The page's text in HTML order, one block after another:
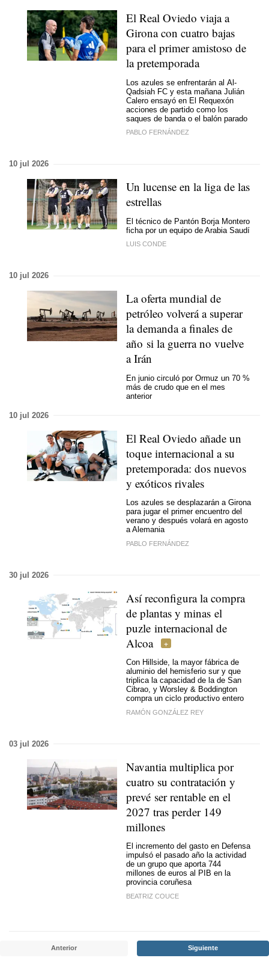
El Real Oviedo viaja a
Girona con cuatro bajas
para el primer amistoso de
la pretemporada
Los azules se enfrentarán al Al-
Qadsiah FC y esta mañana Julián
Calero ensayó en El Requexón
acciones de partido como los
saques de banda o el balón parado
PABLO FERNÁNDEZ
10 jul 2026
Un lucense en la liga de las
estrellas
El técnico de Pantón Borja Montero
ficha por un equipo de Arabia Saudí
LUIS CONDE
10 jul 2026
La oferta mundial de
petróleo volverá a superar
la demanda a finales de
año si la guerra no vuelve
a Irán
En junio circuló por Ormuz un 70 %
más de crudo que en el mes
anterior
10 jul 2026
El Real Oviedo añade un
toque internacional a su
pretemporada: dos nuevos
y exóticos rivales
Los azules se desplazarán a Girona
para jugar el primer encuentro del
verano y después volará en agosto
a Alemania
PABLO FERNÁNDEZ
30 jul 2026
Así reconfigura la compra
de plantas y minas el
puzle internacional de
Alcoa
Con Hillside, la mayor fábrica de
aluminio del hemisferio sur y que
triplica la capacidad de la de San
Cibrao, y Worsley & Boddington
compra un ciclo productivo entero
RAMÓN GONZÁLEZ REY
03 jul 2026
Navantia multiplica por
cuatro su contratación y
prevé ser rentable en el
2027 tras perder 149
millones
El incremento del gasto en Defensa
impulsó el pasado año la actividad
de un grupo que aporta 744
millones de euros al PIB en la
provincia coruñesa
BEATRIZ COUCE
Anterior Siguiente